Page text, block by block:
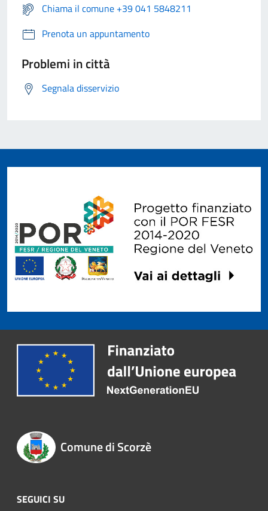
Chiama il comune +39 041 5848211
Prenota un appuntamento
Problemi in città
Segnala disservizio
Comune di Scorzè
SEGUICI SU